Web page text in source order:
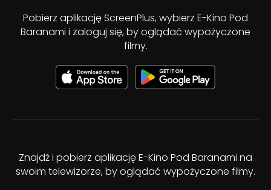
Pobierz aplikację ScreenPlus, wybierz E-Kino Pod
Baranami i zaloguj się, by oglądać wypożyczone
filmy.
Znajdź i pobierz aplikację E-Kino Pod Baranami na
swoim telewizorze, by oglądać wypożyczone filmy.